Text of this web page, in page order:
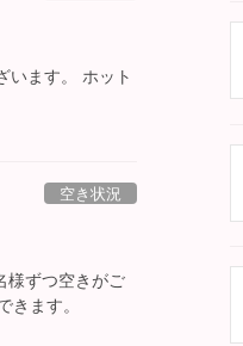
います。 ホット
空き状況
様ずつ空きがご
きます。